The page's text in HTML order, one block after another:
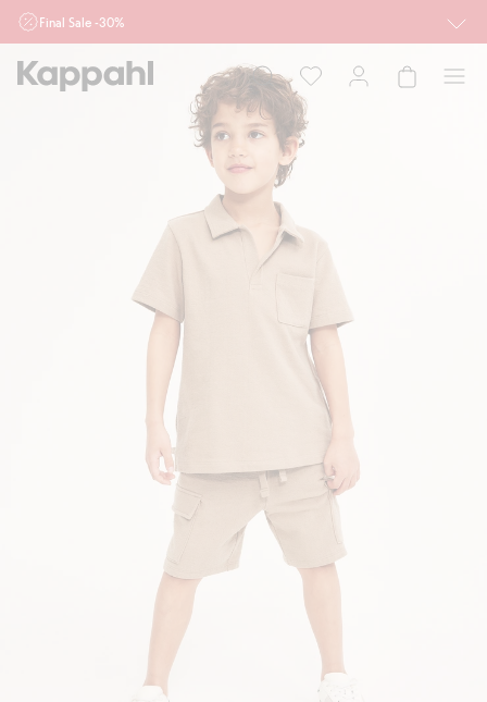
Final Sale -30%
działu outlet do 10.8 w sklepach Kappahl i Newbie oraz na kappahl.com. Ofert
nie łączymy
Mężczyzna Dziecko